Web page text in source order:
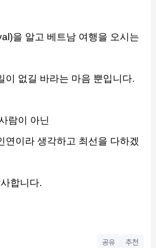
을 알고 베트남 여행을 오시는
이 없길 바라는 마음 뿐입니다.
람이 아닌
연이라 생각하고 최선을 다하겠
합니다.
공유 추천